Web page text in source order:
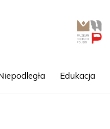
Edukacja